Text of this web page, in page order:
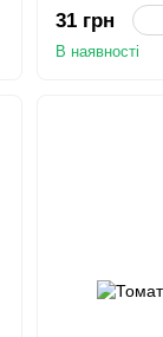
31 грн
В наявності